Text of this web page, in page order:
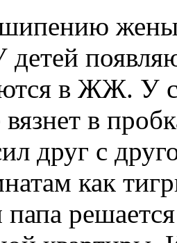
детей
в ЖЖ. У
в
друг с
как
папа